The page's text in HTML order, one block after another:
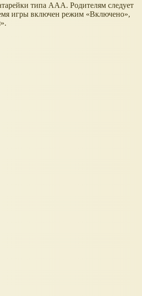
типа ААА. Родителям следует
игры включен режим
Включено ,
.